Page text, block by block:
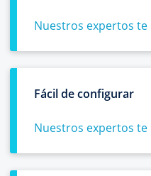
Nuestros expertos te
Fácil de configurar
Nuestros expertos te